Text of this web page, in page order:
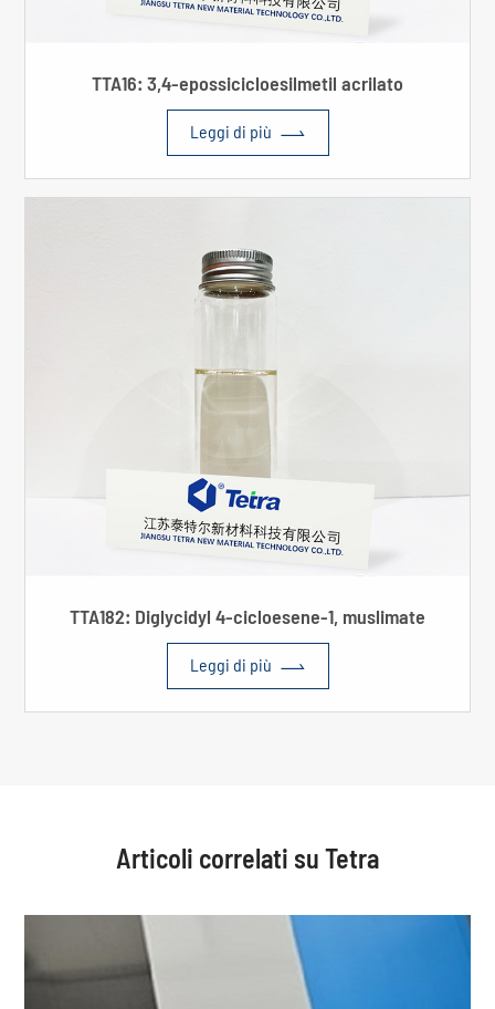
TTA16: 3,4-epossicicloesilmetil acrilato
Leggi di più 
TTA182: Diglycidyl 4-cicloesene-1, muslimate
Leggi di più 
Articoli correlati su Tetra